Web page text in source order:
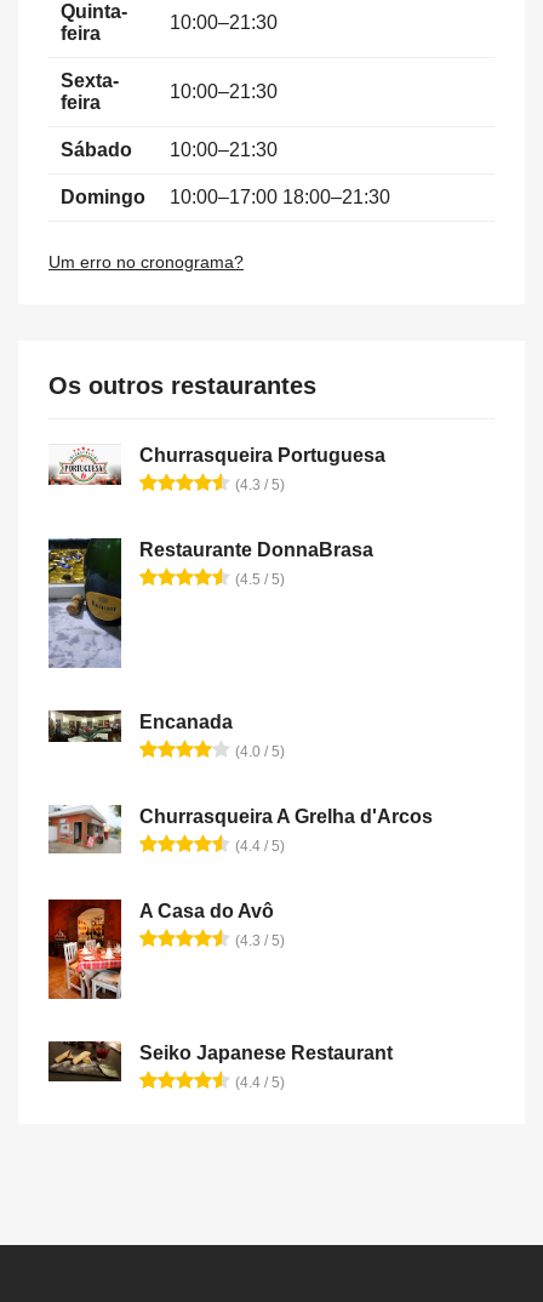
Quinta-
feira
10:00–21:30
Sexta-
feira
10:00–21:30
Sábado 10:00–21:30
Domingo 10:00–17:00 18:00–21:30
Um erro no cronograma?
Os outros restaurantes
Churrasqueira Portuguesa
(4.3 / 5)
Restaurante DonnaBrasa
(4.5 / 5)
Encanada
(4.0 / 5)
Churrasqueira A Grelha d'Arcos
(4.4 / 5)
A Casa do Avô
(4.3 / 5)
Seiko Japanese Restaurant
(4.4 / 5)